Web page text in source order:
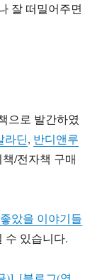
잘 떠밀어주면
으로 발간하였
라딘, 반디앤루
/전자책 구매
았을 이야기들
수 있습니다.